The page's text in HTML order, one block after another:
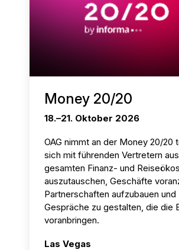
Money 20/20
18.–21. Oktober 2026
OAG nimmt an der Money 20/20
sich mit führenden Vertretern
gesamten Finanz- und
auszutauschen, Geschäfte
Partnerschaften aufzubauen und
Gespräche zu gestalten, die die
voranbringen.
Las Vegas